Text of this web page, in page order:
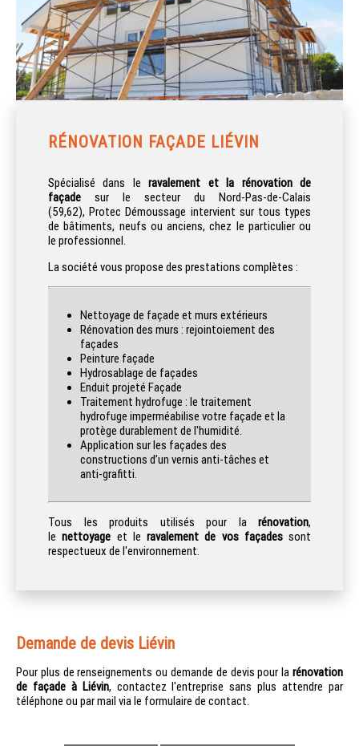
RÉNOVATION FAÇADE LIÉVIN
Spécialisé dans le ravalement et la rénovation de
façade sur le secteur du Nord-Pas-de-Calais
(59,62), Protec Démoussage intervient sur tous types
de bâtiments, neufs ou anciens, chez le particulier ou
le professionnel.
La société vous propose des prestations complètes :
Nettoyage de façade et murs extérieurs
Rénovation des murs : rejointoiement des
façades
Peinture façade
Hydrosablage de façades
Enduit projeté Façade
Traitement hydrofuge : le traitement
hydrofuge imperméabilise votre façade et la
protège durablement de l'humidité.
Application sur les façades des
constructions d’un vernis anti-tâches et
anti-grafitti.
Tous les produits utilisés pour la rénovation,
lenettoyage et le ravalement de vos façadessont
respectueux de l'environnement.
Demande de devis Liévin
Pour plus de renseignements ou demande de devis pour la rénovation
de façade à Liévin, contactez l'entreprise sans plus attendre par
téléphone ou par mail via le formulaire de contact.